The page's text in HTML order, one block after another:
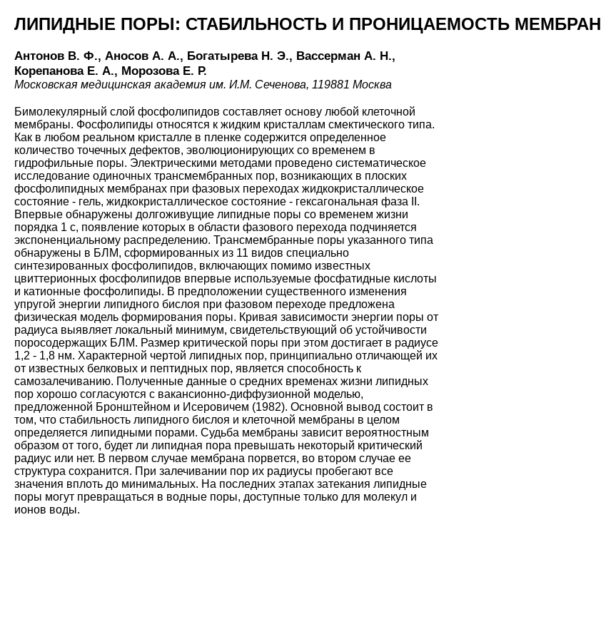
ЛИПИДНЫЕ ПОРЫ: СТАБИЛЬНОСТЬ И ПРОНИЦАЕМОCТЬ МЕМБРАН
Антонов В. Ф., Аносов А. А., Богатырева Н. Э., Вассерман А. Н.,
Корепанова Е. А., Морозова Е. Р.
Московская медицинская академия им. И.М. Сеченова, 119881 Москва
Бимолекулярный слой фосфолипидов составляет основу любой клеточной
мембраны. Фосфолипиды относятся к жидким кристаллам смектического типа.
Как в любом реальном кристалле в пленке содержится определенное
количество точечных дефектов, эволюционирующих со временем в
гидрофильные поры. Электрическими методами проведено систематическое
исследование одиночных трансмембранных пор, возникающих в плоских
фосфолипидных мембранах при фазовых переходах жидкокристаллическое
состояние - гель, жидкокристаллическое состояние - гексагональная фаза II.
Впервые обнаружены долгоживущие липидные поры со временем жизни
порядка 1 с, появление которых в области фазового перехода подчиняется
экспоненциальному распределению. Трансмембранные поры указанного типа
обнаружены в БЛМ, сформированных из 11 видов специально
синтезированных фосфолипидов, включающих помимо известных
цвиттерионных фосфолипидов впервые используемые фосфатидные кислоты
и катионные фосфолипиды. В предположении существенного изменения
упругой энергии липидного бислоя при фазовом переходе предложена
физическая модель формирования поры. Кривая зависимости энергии поры от
радиуса выявляет локальный минимум, свидетельствующий об устойчивости
поросодержащих БЛМ. Размер критической поры при этом достигает в радиусе
1,2 - 1,8 нм. Характерной чертой липидных пор, принципиально отличающей их
от известных белковых и пептидных пор, является способность к
самозалечиванию. Полученные данные о средних временах жизни липидных
пор хорошо согласуются с вакансионно-диффузионной моделью,
предложенной Бронштейном и Исеровичем (1982). Основной вывод состоит в
том, что стабильность липидного бислоя и клеточной мембраны в целом
определяется липидными порами. Судьба мембраны зависит вероятностным
образом от того, будет ли липидная пора превышать некоторый критический
радиус или нет. В первом случае мембрана порвется, во втором случае ее
структура сохранится. При залечивании пор их радиусы пробегают все
значения вплоть до минимальных. На последних этапах затекания липидные
поры могут превращаться в водные поры, доступные только для молекул и
ионов воды.